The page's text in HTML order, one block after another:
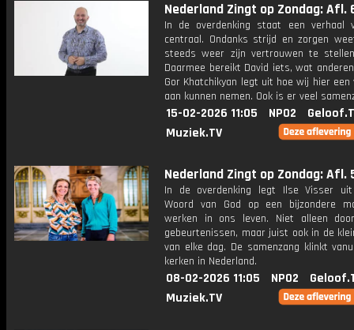
Nederland Zingt op Zondag: Afl.
In de overdenking staat een verhaal
centraal. Ondanks strijd en zorgen
steeds weer zijn vertrouwen te
Daarmee bereikt David iets, wat
Gor Khatchikyan legt uit hoe wij hier een
aan kunnen nemen. Ook is er veel
15-02-2026 11:05 NPO2
Muziek.TV
Nederland Zingt op Zondag: Afl.
In de overdenking legt Ilse Visser
Woord van God op een bijzondere
werken in ons leven. Niet alleen
gebeurtenissen, maar juist ook in de
van elke dag. De samenzang klinkt
kerken in Nederland.
08-02-2026 11:05 NPO2
Muziek.TV